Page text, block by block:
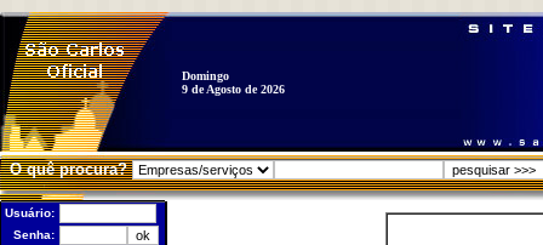
Domingo
9 de Agosto de 2026
O quê procura?
Usuário:
Senha: